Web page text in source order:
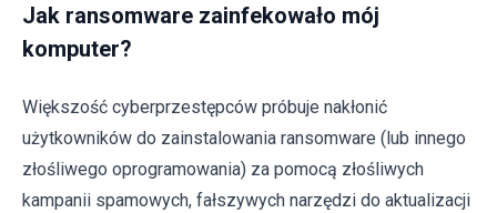
Jak ransomware zainfekowało mój
komputer?
Większość cyberprzestępców próbuje nakłonić
użytkowników do zainstalowania ransomware (lub innego
złośliwego oprogramowania) za pomocą złośliwych
kampanii spamowych, fałszywych narzędzi do aktualizacji